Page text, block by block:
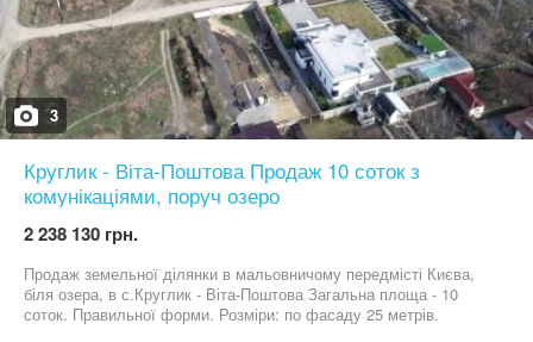
3
Круглик - Віта-Поштова Продаж 10 соток з
комунікаціями, поруч озеро
2 238 130 грн.
Продаж земельної ділянки в мальовничому передмісті Києва,
біля озера, в с.Круглик - Віта-Поштова Загальна площа - 10
соток. Правильної форми. Розміри: по фасаду 25 метрів.